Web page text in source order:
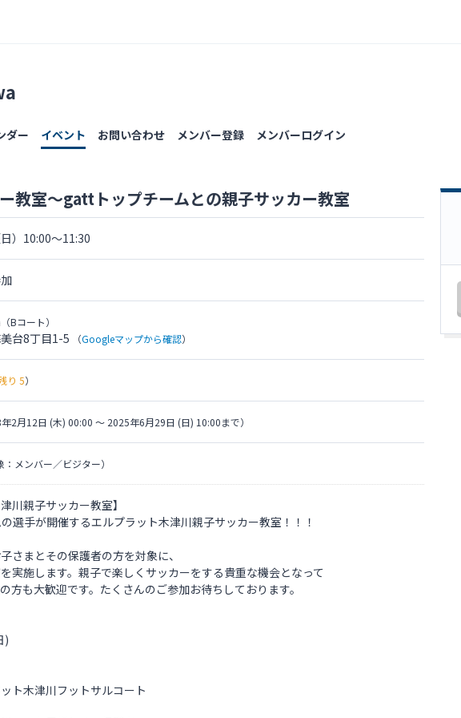
ダー イベント お問い合わせ メンバー登録 メンバーログイン
教室〜gattトップチームとの親子サッカー教室
）10:00～11:30
（Bコート）
台8丁目1-5 （Googleマップから確認）
り 5）
年2月12日 (木) 00:00 〜 2025年6月29日 (日) 10:00まで）
：メンバー／ビジター）
川親子サッカー教室】
選手が開催するエルプラット木津川親子サッカー教室！！！
さまとその保護者の方を対象に、
実施します。親子で楽しくサッカーをする貴重な機会となって
方も大歓迎です。たくさんのご参加お待ちしております。
)
ト木津川フットサルコート